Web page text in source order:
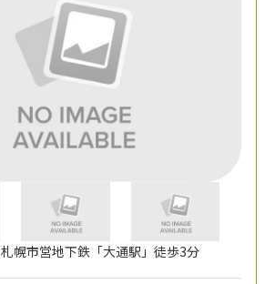
札幌市営地下鉄「大通駅」徒歩3分